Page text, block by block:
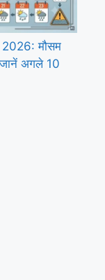
2026: मौसम
जानें अगले 10